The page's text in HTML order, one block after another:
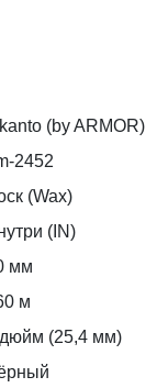
(by ARMOR)
2452
(Wax)
(IN)
мм
м
(25,4 мм)